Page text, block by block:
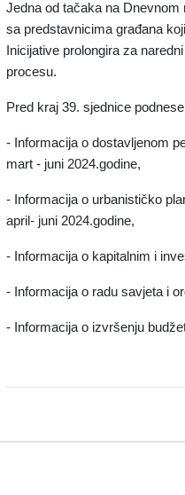
Jedna od tačaka na Dnevnom
sa predstavnicima građana
Inicijative prolongira za
procesu.
Pred kraj 39. sjednice
- Informacija o dostavljenom
mart - juni 2024.godine,
- Informacija o urbanističko
april- juni 2024.godine,
- Informacija o kapitalnim i
- Informacija o radu savjeta i
- Informacija o izvršenju